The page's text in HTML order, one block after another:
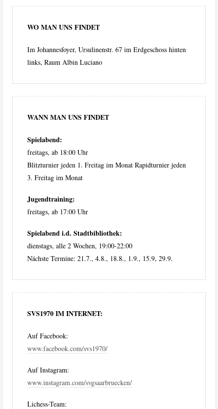
WO MAN UNS FINDET
Im Johannesfoyer, Ursulinenstr. 67 im Erdgeschoss hinten
links, Raum Albin Luciano
WANN MAN UNS FINDET
Spielabend:
freitags, ab 18:00 Uhr
Blitzturnier jeden 1. Freitag im Monat Rapidturnier jeden
3. Freitag im Monat
Jugendtraining:
freitags, ab 17:00 Uhr
Spielabend i.d. Stadtbibliothek:
dienstags, alle 2 Wochen, 19:00-22:00
Nächste Termine: 21.7., 4.8., 18.8., 1.9., 15.9, 29.9.
SVS1970 IM INTERNET:
Auf Facebook:
www.facebook.com/svs1970/
Auf Instagram:
www.instagram.com/svgsaarbruecken/
Lichess-Team: